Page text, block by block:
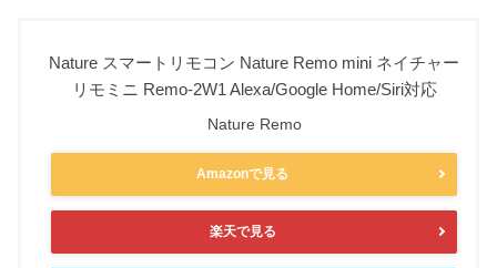
Nature スマートリモコン Nature Remo mini ネイチャー
リモミニ Remo-2W1 Alexa/Google Home/Siri対応
Nature Remo
Amazonで見る
楽天で見る